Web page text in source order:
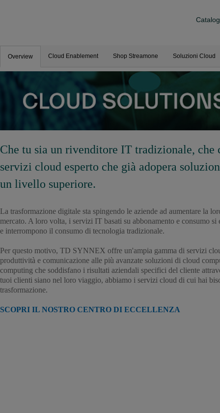
Overview Cloud Enablement Shop Streamone Soluzioni Cloud
Che tu sia un rivenditore IT tradizionale,
servizi cloud esperto che già adopera
un livello superiore.
La trasformazione digitale sta spingendo le aziende ad aumentare la
mercato. A loro volta, i servizi IT basati su abbonamento e consumo
e interrompono il consumo di tecnologia tradizionale.
Per questo motivo, TD SYNNEX offre un'ampia gamma di servizi
produttività e comunicazione alle più avanzate soluzioni di cloud
computing che soddisfano i risultati aziendali specifici del cliente
tuoi clienti siano nel loro viaggio, abbiamo i servizi cloud di cui hai
trasformazione.
SCOPRI IL NOSTRO CENTRO DI ECCELLENZA